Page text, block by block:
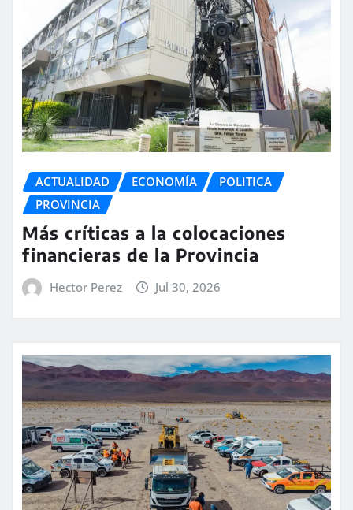
ACTUALIDAD ECONOMÍA
POLITICA
PROVINCIA
Más críticas a la colocaciones
financieras de la Provincia
Hector Perez Jul 30, 2026